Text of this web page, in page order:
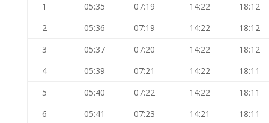
1
05:35 07:19 14:22
18:12
2
05:36 07:19 14:22
18:12
3
05:37 07:20 14:22
18:12
4
05:39 07:21 14:22
18:11
5
05:40 07:22 14:22
18:11
6
05:41 07:23 14:21
18:11